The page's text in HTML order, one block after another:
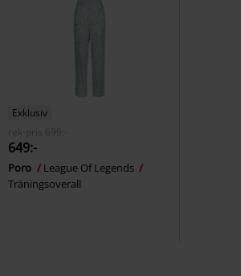
Exklusiv
rek-pris
699:-
649:-
Poro
League Of Legends
Träningsoverall